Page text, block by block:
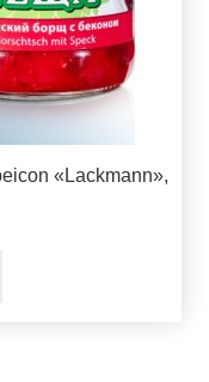
«Lackmann»,